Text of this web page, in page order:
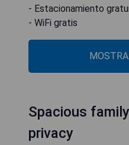
- Estacionamiento
- WiFi gratis
Spacious
privacy